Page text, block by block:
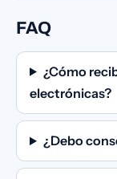
FAQ
¿Cómo
electrónicas?
¿Debo